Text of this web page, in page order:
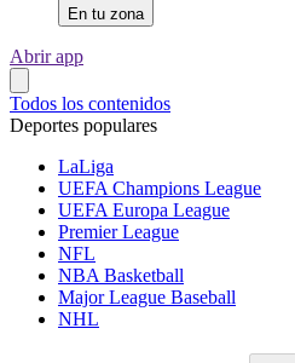
En tu zona
Abrir app
Todos los contenidos
Deportes populares
LaLiga
UEFA Champions League
UEFA Europa League
Premier League
NFL
NBA Basketball
Major League Baseball
NHL